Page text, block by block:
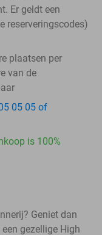
Er geldt een
reserveringscodes)
plaatsen per
van de
05 05 of
is 100%
Geniet dan
gezellige High